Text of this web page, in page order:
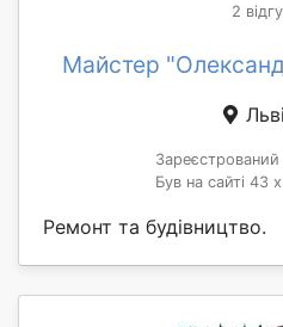
2
Майстер
Був на сайті 43
Ремонт та будівництво.